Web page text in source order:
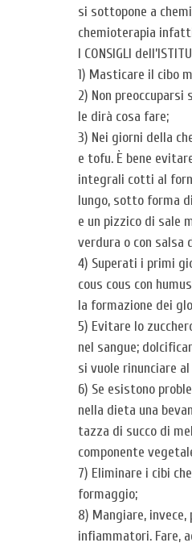
si sottopone a
chemioterapia
I CONSIGLI
1) Masticare il cibo
2) Non
le dirà cosa fare;
3) Nei giorni della
e tofu. È bene
integrali cotti al
lungo, sotto forma
e un pizzico di sale
verdura o con salsa
4) Superati i primi
cous cous con
la formazione dei
5) Evitare lo
nel sangue;
si vuole rinunciare
6) Se esistono
nella dieta una
tazza di succo di
componente
7) Eliminare i cibi
formaggio;
8) Mangiare,
infiammatori. Fare,